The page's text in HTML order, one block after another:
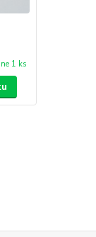
1 ks